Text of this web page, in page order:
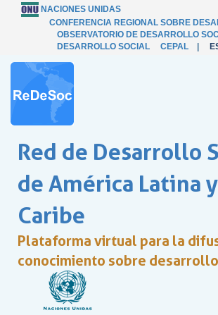
NACIONES UNIDAS
CONFERENCIA REGIONAL SOBRE
OBSERVATORIO DE DESARROLLO
DESARROLLO SOCIAL
CEPAL
Red de Desarrollo
de América Latina
Caribe
Plataforma virtual para la
conocimiento sobre